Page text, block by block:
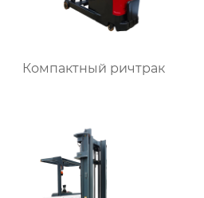
Компактный ричтрак